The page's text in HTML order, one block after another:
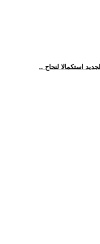
استكمالا لنجاح